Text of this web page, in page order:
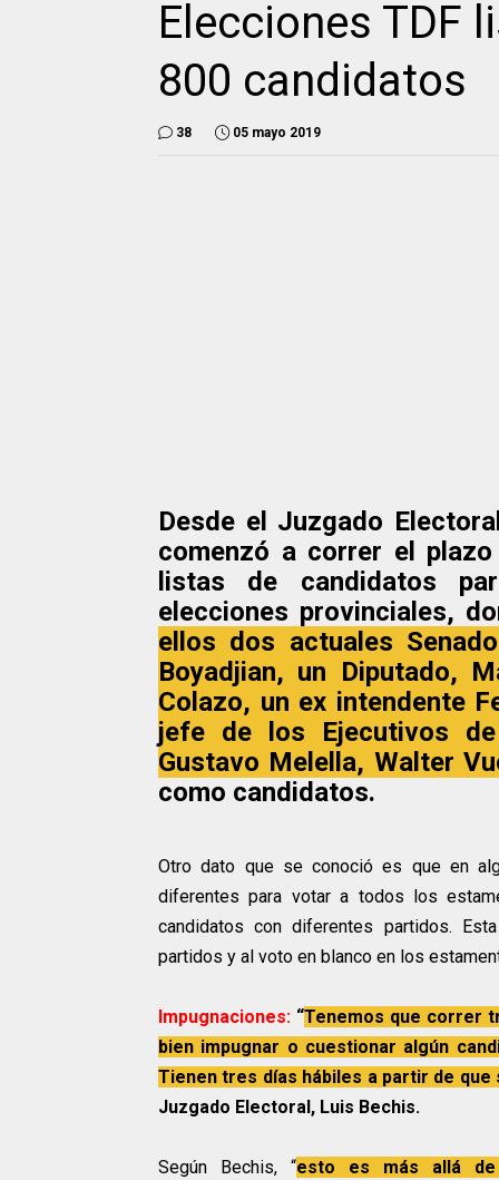
Elecciones TDF
800 candidatos
38 05 mayo 2019
Desde el Juzgado
comenzó a correr el
listas de candidatos
elecciones provinciales,
ellos dos actuales
Boyadjian, un Diputado,
Colazo, un ex intendente
jefe de los Ejecutivos
Gustavo Melella, Walter
como candidatos.
Otro dato que se conoció es que en
diferentes para votar a todos los
candidatos con diferentes partidos.
partidos y al voto en blanco en los
Impugnaciones: “Tenemos que correr
bien impugnar o cuestionar algún
Tienen tres días hábiles a partir de
Juzgado Electoral, Luis Bechis.
Según Bechis, “esto es más allá